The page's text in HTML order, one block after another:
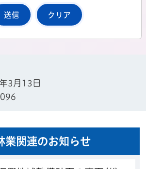
3月13日
業関連のお知らせ